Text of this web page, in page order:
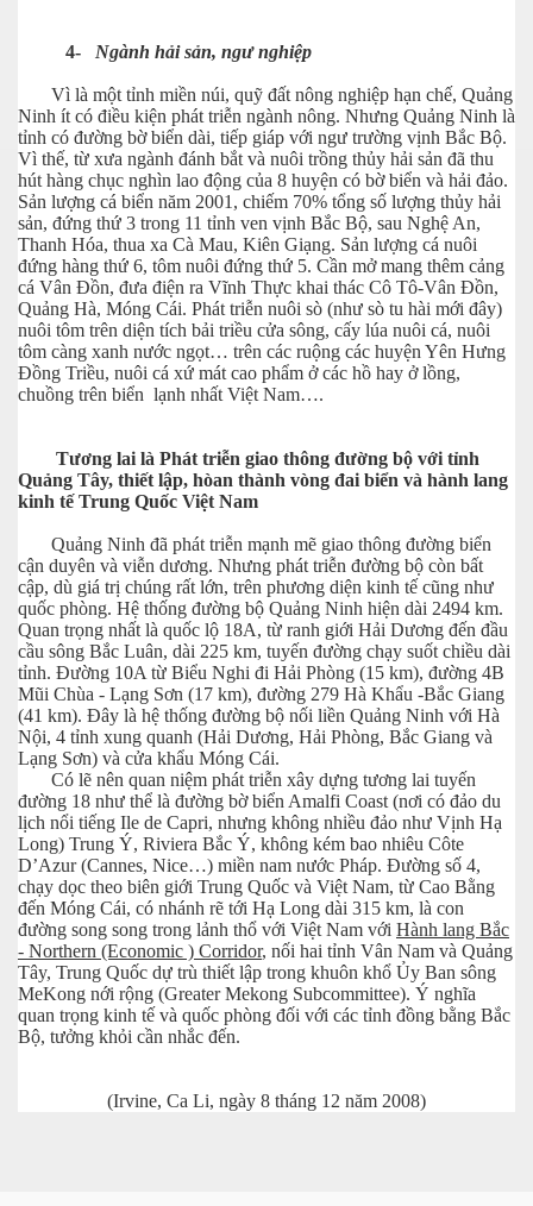
Ngành hải sản, ngư nghiệp
Vì là một tỉnh miền núi, quỹ đất nông nghiệp hạn chế, Quảng
Ninh ít có điều kiện phát triễn ngành nông. Nhưng Quảng Ninh là
tỉnh có đường bờ biển dài, tiếp giáp với ngư trường vịnh Bắc Bộ.
Vì thế, từ xưa ngành đánh bắt và nuôi trồng thủy hải sản đã thu
hút hàng chục nghìn lao động của 8 huyện có bờ biển và hải đảo.
Sản lượng cá biển năm 2001, chiếm 70% tổng số lượng thủy hải
sản, đứng thứ 3 trong 11 tỉnh ven vịnh Bắc Bộ, sau Nghệ An,
Thanh Hóa, thua xa Cà Mau, Kiên Giạng. Sản lượng cá nuôi
đứng hàng thứ 6, tôm nuôi đứng thứ 5. Cần mở mang thêm cảng
cá Vân Đồn, đưa điện ra Vĩnh Thực khai thác Cô Tô-Vân Đồn,
Quảng Hà, Móng Cái. Phát triễn nuôi sò (như sò tu hài mới đây)
nuôi tôm trên diện tích bải triều cửa sông, cấy lúa nuôi cá, nuôi
tôm càng xanh nước ngọt… trên các ruộng các huyện Yên Hưng
Đồng Triều, nuôi cá xứ mát cao phẩm ở các hồ hay ở lồng,
chuồng trên biển lạnh nhất Việt Nam….
Tương lai là Phát triễn giao thông đường bộ với tỉnh
Quảng Tây, thiết lập, hòan thành vòng đai biển và hành lang
kinh tế Trung Quốc Việt Nam
Quảng Ninh đã phát triễn mạnh mẽ giao thông đường biển
cận duyên và viễn dương. Nhưng phát triễn đường bộ còn bất
cập, dù giá trị chúng rất lớn, trên phương diện kinh tế cũng như
quốc phòng. Hệ thống đường bộ Quảng Ninh hiện dài 2494 km.
Quan trọng nhất là quốc lộ 18A, từ ranh giới Hải Dương đến đầu
cầu sông Bắc Luân, dài 225 km, tuyến đường chạy suốt chiều dài
tỉnh. Đường 10A từ Biểu Nghi đi Hải Phòng (15 km), đường 4B
Mũi Chùa - Lạng Sơn (17 km), đường 279 Hà Khẩu -Bắc Giang
(41 km). Đây là hệ thống đường bộ nối liền Quảng Ninh với Hà
Nội, 4 tỉnh xung quanh (Hải Dương, Hải Phòng, Bắc Giang và
Lạng Sơn) và cửa khẩu Móng Cái.
Có lẽ nên quan niệm phát triễn xây dựng tương lai tuyến
đường 18 như thể là đường bờ biển Amalfi Coast (nơi có đảo du
lịch nổi tiếng Ile de Capri, nhưng không nhiều đảo như Vịnh Hạ
Long) Trung Ý, Riviera Bắc Ý, không kém bao nhiêu Côte
D’Azur (Cannes, Nice…) miền nam nước Pháp. Đường số 4,
chạy dọc theo biên giới Trung Quốc và Việt Nam, từ Cao Bằng
đến Móng Cái, có nhánh rẽ tới Hạ Long dài 315 km, là con
đường song song trong lảnh thổ với Việt Nam với Hành lang Bắc
- Northern (Economic ) Corridor, nối hai tỉnh Vân Nam và Quảng
Tây, Trung Quốc dự trù thiết lập trong khuôn khổ Ủy Ban sông
MeKong nới rộng (Greater Mekong Subcommittee). Ý nghĩa
quan trọng kinh tế và quốc phòng đối với các tỉnh đồng bằng Bắc
Bộ, tưởng khỏi cần nhắc đến.
(Irvine, Ca Li, ngày 8 tháng 12 năm 2008)
Sahel